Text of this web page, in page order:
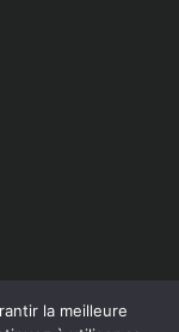
la meilleure